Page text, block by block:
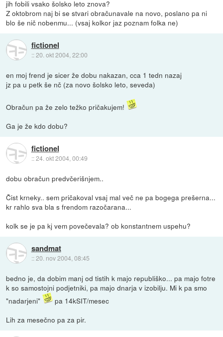
jih fobili vsako šolsko leto znova?
Z oktobrom naj bi se stvari obračunavale na novo, poslano pa ni
blo še nič nobenmu... (vsaj kolkor jaz poznam folka ne)
fictionel
::20. okt 2004, 22:00
en moj frend je sicer že dobu nakazan, cca 1 tedn nazaj
jz pa u petk še nč (za novo šolsko leto, seveda)
Obračun pa že zelo težko pričakujem!
Ga je že kdo dobu?
fictionel
::24. okt 2004, 00:49
dobu obračun predvčerišnjem..
Čist krneky.. sem pričakoval vsaj mal več ne pa bogega prešerna...
kr rahlo sva bla s frendom razočarana...
kolk se je pa kj vem povečevala? ob konstantnem uspehu?
sandmat
::20. nov 2004, 08:45
bedno je, da dobim manj od tistih k majo republiško... pa majo fotre
k so samostojni podjetniki, pa majo dnarja v izobilju. Mi k pa smo
"nadarjeni"
pa 14kSIT/mesec
Lih za mesečno pa za pir.